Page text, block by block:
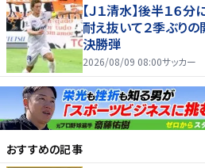
【Ｊ１清水】後半１６
耐え抜いて２季ぶり
決勝弾
2026/08/09 08:00サッカー
おすすめの記事